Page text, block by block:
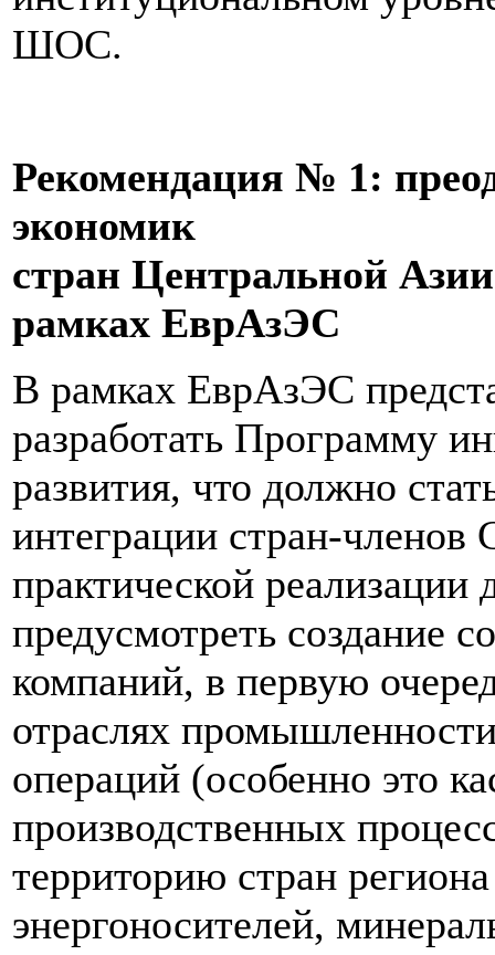
ШОС.
Рекомендация № 1:
экономик
стран Центральной
рамках ЕврАзЭС
В рамках ЕврАзЭС
разработать Программу
развития, что должно
интеграции стран-
практической
предусмотреть создание
компаний, в первую
отраслях
операций (особенно это
производственных
территорию стран
энергоносителей,